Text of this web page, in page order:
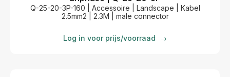
Q-25-20-3P-160 | Accessoire | Landscape | Kabel
2.5mm2 | 2.3M | male connector
Log in voor prijs/voorraad →